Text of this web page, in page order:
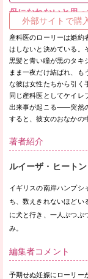
外部サイトで購
母になれないと思
は？
産科医のローリーは婚約
はしないと決めている。
黒髪と青い瞳が黒のタキ
まま一夜だけ結ばれ、も
な彼は女性たちから引く
同じ産科医としてケイレ
出来事が起こる――突然
すると、彼女のおなかの
著者紹介
ルイーザ・ヒートン
イギリスの南岸ハンプシ
ち、数えきれないほどい
に犬と行き、一人ぶつぶ
み。
編集者コメント
予期せぬ妊娠にローリー